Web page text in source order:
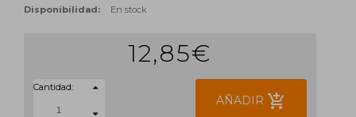
Disponibilidad:
En stock
12,85€
Cantidad:
AÑADIR add_shopping_cart